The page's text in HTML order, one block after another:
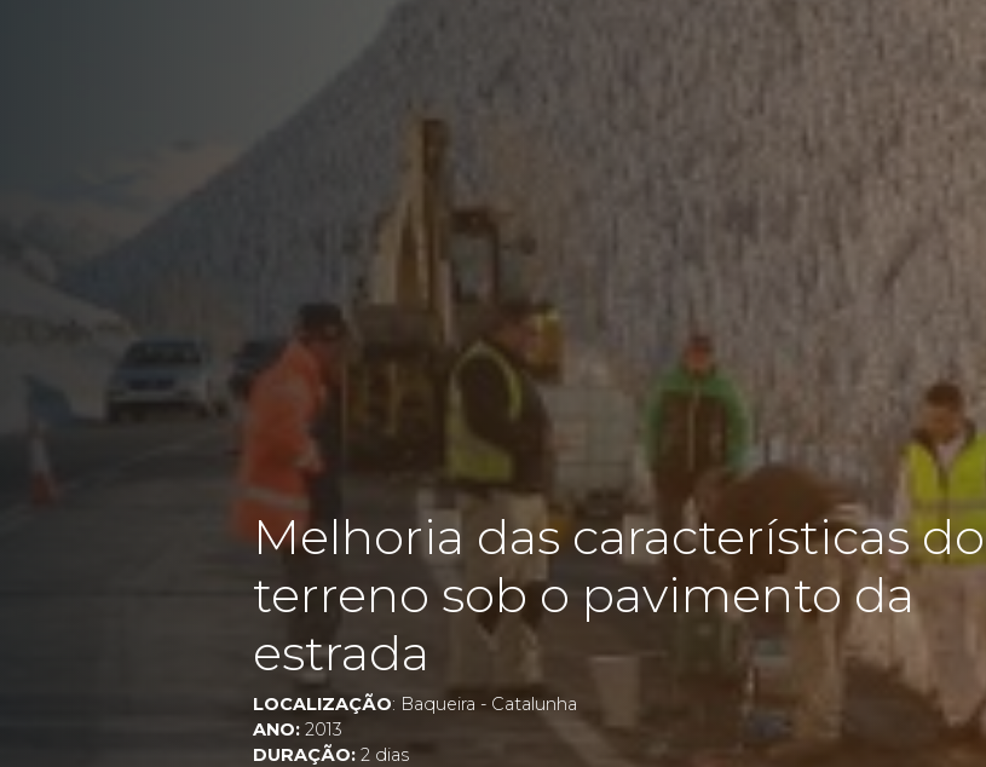
Melhoria das características do
terreno sob o pavimento da
estrada
LOCALIZAÇÃO: Baqueira - Catalunha
ANO: 2013
DURAÇÃO: 2 dias